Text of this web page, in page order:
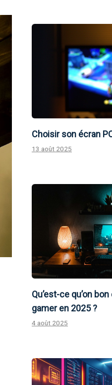
Choisir son écran
13 août 2025
Qu’est-ce qu’on
gamer en 2025 ?
4 août 2025